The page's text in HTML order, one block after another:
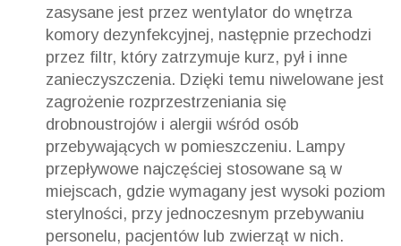
zasysane jest przez wentylator do wnętrza
komory dezynfekcyjnej, następnie przechodzi
przez filtr, który zatrzymuje kurz, pył i inne
zanieczyszczenia. Dzięki temu niwelowane jest
zagrożenie rozprzestrzeniania się
drobnoustrojów i alergii wśród osób
przebywających w pomieszczeniu. Lampy
przepływowe najczęściej stosowane są w
miejscach, gdzie wymagany jest wysoki poziom
sterylności, przy jednoczesnym przebywaniu
personelu, pacjentów lub zwierząt w nich.